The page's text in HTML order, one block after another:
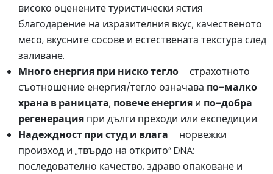
високо оценените туристически ястия
благодарение на изразителния вкус, качественото
месо, вкусните сосове и естествената текстура след
заливане.
Много енергия при ниско тегло – страхотното
съотношение енергия/тегло означава по-малко
храна в раницата, повече енергия и по-добра
регенерация при дълги преходи или експедиции.
Надеждност при студ и влага – норвежки
произход и „твърдо на открито“ DNA:
последователно качество, здраво опаковане и